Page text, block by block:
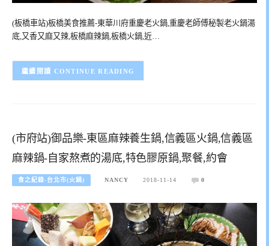
(板橋車站)板橋美食推薦-東華川府重慶老火鍋,重慶老師傅秘製老火鍋湯
底,又香又麻又辣,板橋麻辣鍋,板橋火鍋,近…
CONTINUE READING
(市府站)御品樂-東區麻辣養生鍋,信義區火鍋,信義區
麻辣鍋-自家熬煮的湯底,特色膠原鍋,聚餐,約會
食之紀錄-台北市(火鍋) NANCY 2018-11-14 0